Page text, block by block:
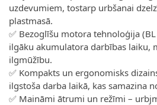
uzdevumiem, tostarp urbšanai
plastmasā.
✅ Bezoglīšu motora tehnoloģija
ilgāku akumulatora darbības laiku,
ilgmūžību.
✅ Kompakts un ergonomisks
ilgstoša darba laikā, kas samazina
✅ Maināmi ātrumi un režīmi –